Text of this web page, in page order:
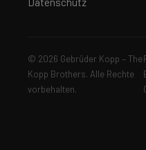
© 2026 Gebrüder Kopp – The
Kopp Brothers. Alle Rechte
vorbehalten.